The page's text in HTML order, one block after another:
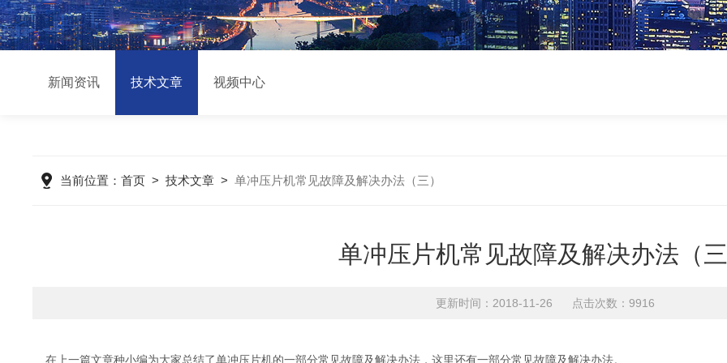
新闻资讯 技术文章 视频中心
当前位置：首页 >技术文章 >单冲压片机常见故障及解决办法（三）
单冲压片机常见故障及解决办法（
更新时间：2018-11-26 点击次数：9916
在上一篇文章种小编为大家总结了单冲压片机的一部分常见故障及解决办法，这里还有一部分常见故障及解决办法。